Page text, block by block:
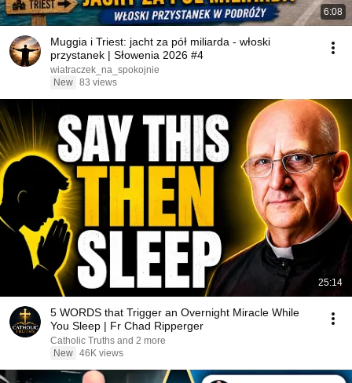
6:08
Muggia i Triest: jacht za pół miliarda - włoski
przystanek | Słowenia 2026 #4
wiatraczek_na_spokojnie
New 83 views
25:14
5 WORDS that Trigger an Overnight Miracle While
You Sleep | Fr Chad Ripperger
Catholic Truths and 2 more
New 46K views